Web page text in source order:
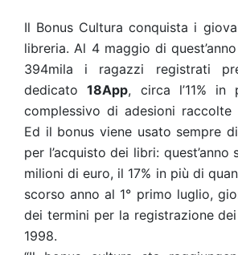
Il Bonus Cultura conquista i
libreria. Al 4 maggio di
394mila i ragazzi registrati
dedicato18App, circa l’11% in
complessivo di adesioni raccolte
Ed il bonus viene usato sempre
per l’acquisto dei libri: quest’anno
milioni di euro, il 17% in più di
scorso anno al 1° primo luglio,
dei termini per la registrazione
1998.